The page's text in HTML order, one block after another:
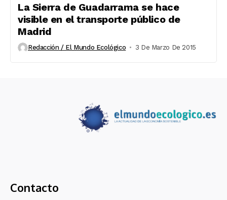
La Sierra de Guadarrama se hace
visible en el transporte público de
Madrid
Redacción / El Mundo Ecológico 3 De Marzo De 2015
Contacto